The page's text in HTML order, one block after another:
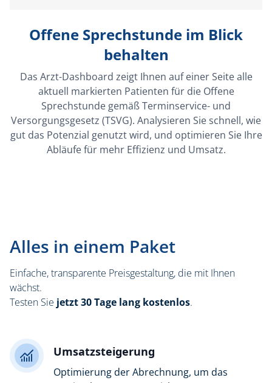
Offene Sprechstunde im Blick
behalten
Das Arzt-Dashboard zeigt Ihnen auf einer Seite alle
aktuell markierten Patienten für die Offene
Sprechstunde gemäß Terminservice- und
Versorgungsgesetz (TSVG). Analysieren Sie schnell, wie
gut das Potenzial genutzt wird, und optimieren Sie Ihre
Abläufe für mehr Effizienz und Umsatz.
Alles in einem Paket
Einfache, transparente Preisgestaltung, die mit Ihnen
wächst.
Testen Sie jetzt 30 Tage lang kostenlos.
Umsatzsteigerung
Optimierung der Abrechnung, um das